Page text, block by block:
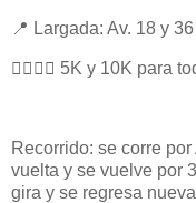
📍 Largada: Av. 18 y
🏃‍♀️🏃‍♂️ 5K y 10K para
Recorrido: se corre
vuelta y se vuelve por
gira y se regresa